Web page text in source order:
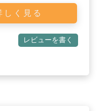
しく見る
レビューを書く